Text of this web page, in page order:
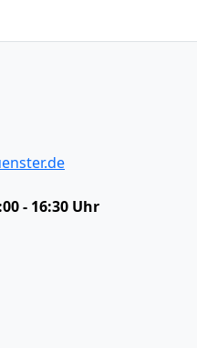
- 16:30 Uhr